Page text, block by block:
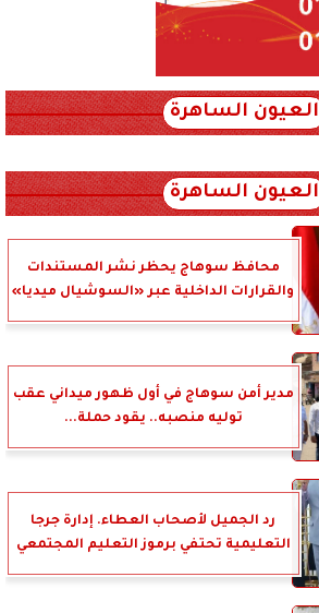
العيون الساهرة
العيون الساهرة
محافظ سوهاج يحظر نشر المستندات
والقرارات الداخلية عبر «السوشيال ميديا»
مدير أمن سوهاج في أول ظهور ميداني عقب
توليه منصبه.. يقود حملة...
رد الجميل لأصحاب العطاء. إدارة جرجا
التعليمية تحتفي برموز التعليم المجتمعي